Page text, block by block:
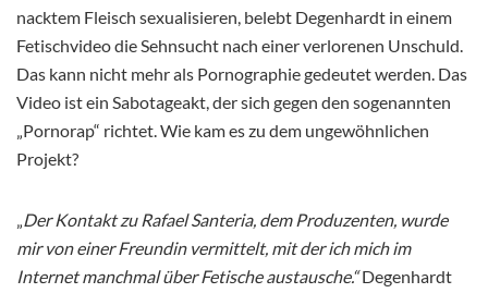
nacktem Fleisch sexualisieren, belebt Degenhardt in einem
Fetischvideo die Sehnsucht nach einer verlorenen Unschuld.
Das kann nicht mehr als Pornographie gedeutet werden. Das
Video ist ein Sabotageakt, der sich gegen den sogenannten
„Pornorap“ richtet. Wie kam es zu dem ungewöhnlichen
Projekt?
„Der Kontakt zu Rafael Santeria, dem Produzenten, wurde
mir von einer Freundin vermittelt, mit der ich mich im
Internet manchmal über Fetische austausche.“Degenhardt